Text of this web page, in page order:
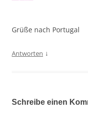
Grüße nach Portugal
Antworten ↓
Schreibe einen